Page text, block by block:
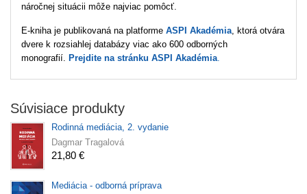
náročnej situácii môže najviac pomôcť.
E‑kniha je publikovaná na platforme ASPI Akadémia , ktorá otvára
dvere k rozsiahlej databázy viac ako 600 odborných
monografií. Prejdite na stránku ASPI Akadémia
Súvisiace produkty
Rodinná mediácia, 2. vydanie
Dagmar Tragalová
21,80 €
Mediácia - odborná príprava